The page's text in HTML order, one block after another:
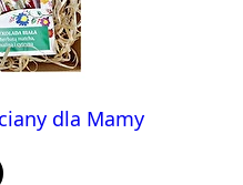
dla Mamy